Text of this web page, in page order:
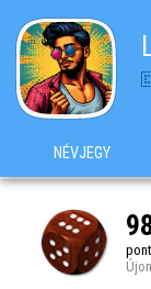
NÉVJEGY